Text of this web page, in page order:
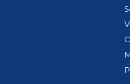
Vous pourriez